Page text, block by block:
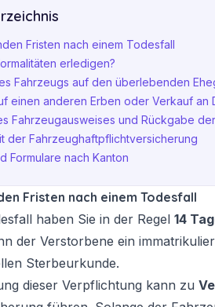
Fristen nach einem Todesfall
erledigen?
Fahrzeugs auf den überlebenden
einen anderen Erben oder Verkauf an
Fahrzeugausweises und Rückgabe
der Fahrzeughaftpflichtversicherung
Formulare nach Kanton
Fristen nach einem Todesfall
haben Sie in der Regel 14
der Verstorbene ein
Sterbeurkunde.
dieser Verpflichtung kann zu